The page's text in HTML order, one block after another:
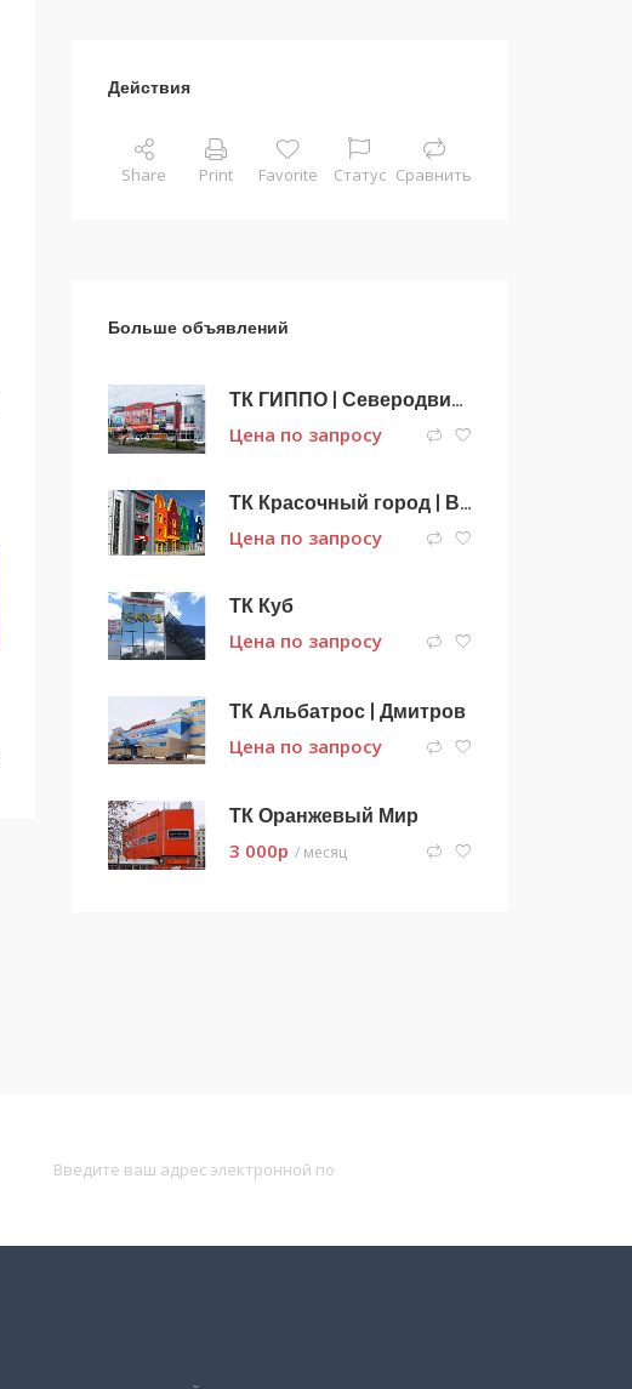
Действия
Share Print Favorite Статус Сравнить
Больше объявлений
ТК ГИППО | Северодвинск
Цена по запросу
ТК Красочный город | Выкса
Цена по запросу
ТК Куб
Цена по запросу
ТК Альбатрос | Дмитров
Цена по запросу
ТК Оранжевый Мир
3 000p / месяц